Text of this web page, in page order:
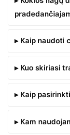
▸ Kaip naudoti
▸ Kuo skiriasi
▸ Kaip
▸ Kam